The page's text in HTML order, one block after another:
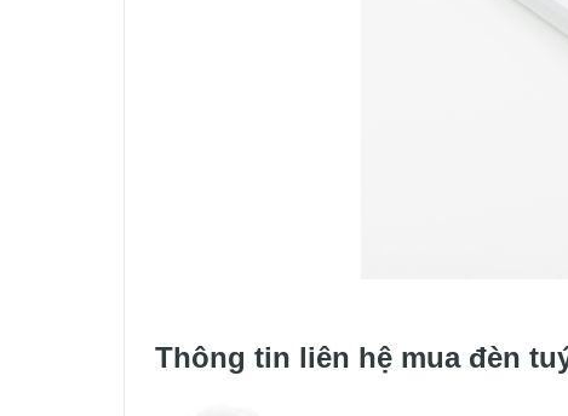
Thông tin liên hệ mua đèn